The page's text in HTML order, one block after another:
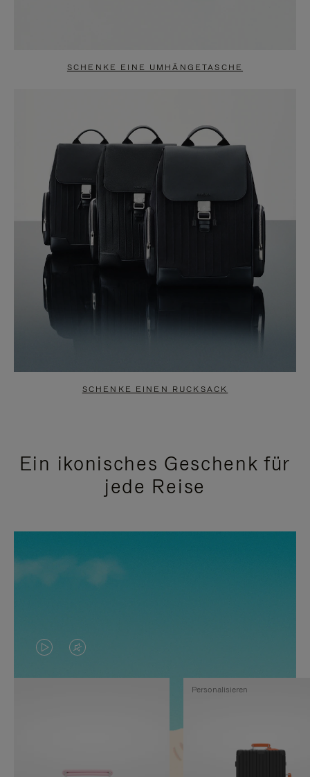
SCHENKE EINE UMHÄNGETASCHE
SCHENKE EINEN RUCKSACK
Ein ikonisches Geschenk für
jede Reise
DAS
VIDEO
VIDEO
IST
Personalisieren